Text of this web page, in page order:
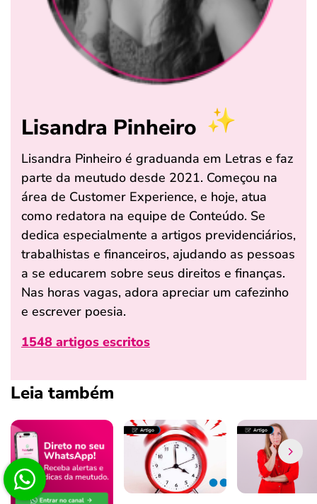
Lisandra Pinheiro
Lisandra Pinheiro é graduanda em Letras e faz
parte da meutudo desde 2021. Começou na
área de Customer Experience, e hoje, atua
como redatora na equipe de Conteúdo. Se
dedica especialmente a artigos previdenciários,
trabalhistas e financeiros, ajudando as pessoas
a se educarem sobre seus direitos e finanças.
Nas horas vagas, adora apreciar um cafezinho
e escrever poesia.
1548 artigos escritos
Leia também